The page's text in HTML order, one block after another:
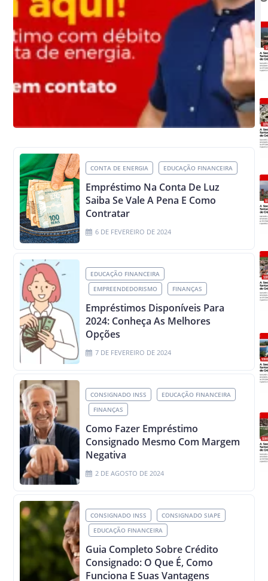
CONTA DE ENERGIA EDUCAÇÃO FINANCEIRA
Empréstimo Na Conta De Luz
Saiba Se Vale A Pena E Como
Contratar
6 DE FEVEREIRO DE 2024
EDUCAÇÃO FINANCEIRA
EMPREENDEDORISMO
FINANÇAS
Empréstimos Disponíveis Para
2024: Conheça As Melhores
Opções
7 DE FEVEREIRO DE 2024
CONSIGNADO INSS
EDUCAÇÃO FINANCEIRA
FINANÇAS
Como Fazer Empréstimo
Consignado Mesmo Com Margem
Negativa
2 DE AGOSTO DE 2024
CONSIGNADO INSS
CONSIGNADO SIAPE
EDUCAÇÃO FINANCEIRA
Guia Completo Sobre Crédito
Consignado: O Que É, Como
Funciona E Suas Vantagens